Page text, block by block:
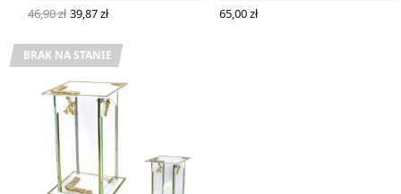
46,90zł Pierwotna
cena
wynosiła:
46,90 zł.
39,87złAktualna
wynosi:
39,87 zł.
65,00zł
BRAK NA STANIE